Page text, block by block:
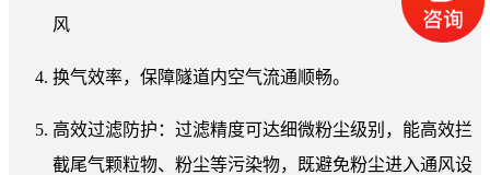
风
换气效率，保障隧道内空气流通顺畅。
高效过滤防护：过滤精度可达细微粉尘级别，能高效拦
截尾气颗粒物、粉尘等污染物，既避免粉尘进入通风设